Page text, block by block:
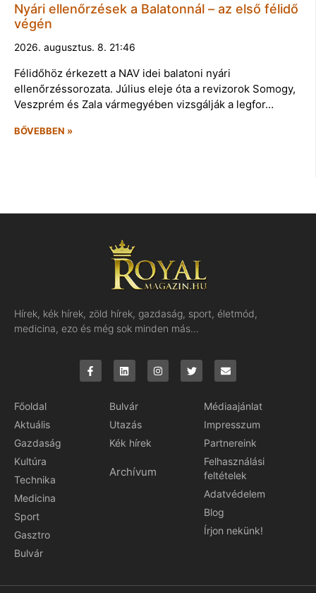
Nyári ellenőrzések a Balatonnál – az első félidő
végén
2026. augusztus. 8. 21:46
Félidőhöz érkezett a NAV idei balatoni nyári
ellenőrzéssorozata. Július eleje óta a revizorok Somogy,
Veszprém és Zala vármegyében vizsgálják a legfor…
BŐVEBBEN »
Hírek, kék hírek, zöld hírek, gazdaság, sport, életmód,
medicina, ezo és még sok minden más…
Főoldal
Aktuális
Gazdaság
Kultúra
Technika
Medicina
Sport
Gasztro
Bulvár
Bulvár
Utazás
Kék hírek
Archívum
Médiaajánlat
Impresszum
Partnereink
Felhasználási
feltételek
Adatvédelem
Blog
Írjon nekünk!